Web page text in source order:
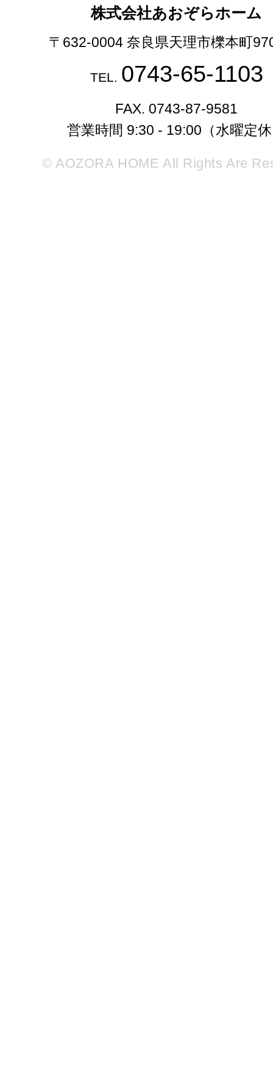
株式会社あおぞらホーム
〒632-0004 奈良県天理市櫟本町
TEL. 0743-65-1103
FAX. 0743-87-9581
営業時間 9:30 - 19:00（水曜定
© AOZORA HOME All Rights Are